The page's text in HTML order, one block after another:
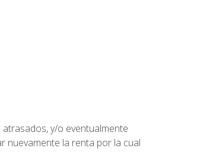
y/o eventualmente
nuevamente la renta por la cual